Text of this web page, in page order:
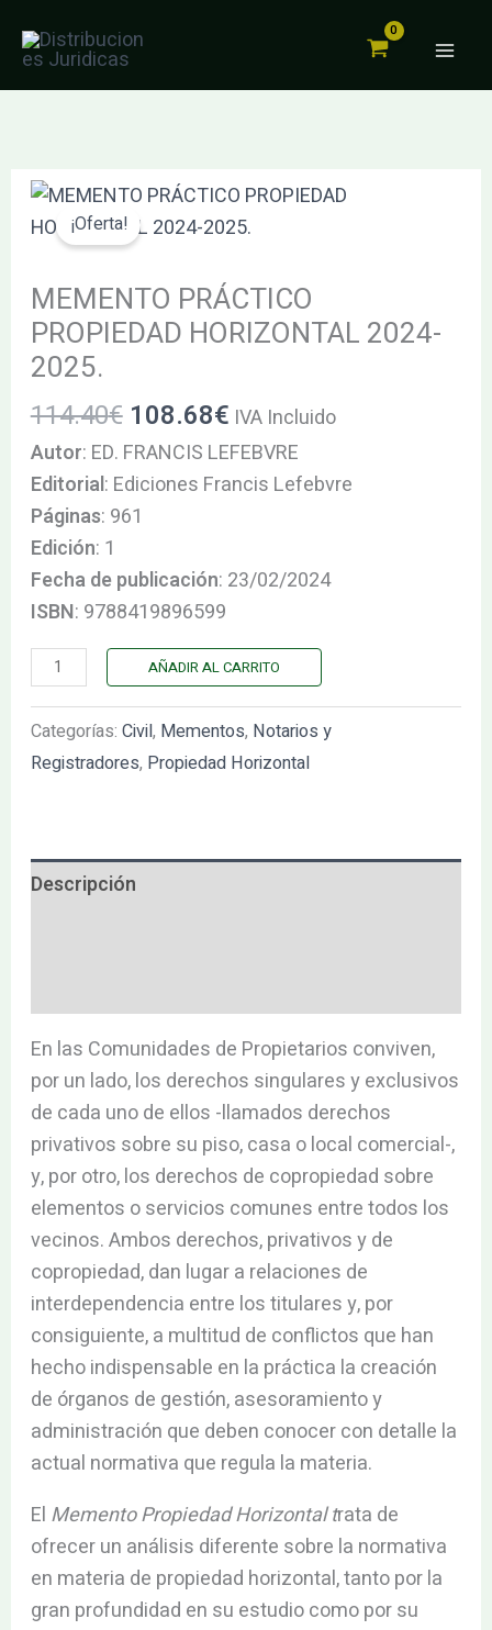
¡Oferta!
MEMENTO PRÁCTICO
PROPIEDAD HORIZONTAL 2024-
2025.
114.40€
El
precio
original
era:
114.40€.
108.68€
El
precio
es:
108.68€.
IVA Incluido
Autor: ED. FRANCIS LEFEBVRE
Editorial: Ediciones Francis Lefebvre
Páginas: 961
Edición: 1
Fecha de publicación: 23/02/2024
ISBN: 9788419896599
MEMENTO
PRÁCTICO
PROPIEDAD
HORIZONTAL
2024-
2025.
cantidad
AÑADIR AL CARRITO
Categorías: Civil, Mementos, Notarios y
Registradores, Propiedad Horizontal
Descripción
En las Comunidades de Propietarios conviven,
por un lado, los derechos singulares y exclusivos
de cada uno de ellos -llamados derechos
privativos sobre su piso, casa o local comercial-,
y, por otro, los derechos de copropiedad sobre
elementos o servicios comunes entre todos los
vecinos. Ambos derechos, privativos y de
copropiedad, dan lugar a relaciones de
interdependencia entre los titulares y, por
consiguiente, a multitud de conflictos que han
hecho indispensable en la práctica la creación
de órganos de gestión, asesoramiento y
administración que deben conocer con detalle la
actual normativa que regula la materia.
El Memento Propiedad Horizontal trata de
ofrecer un análisis diferente sobre la normativa
en materia de propiedad horizontal, tanto por la
gran profundidad en su estudio como por su
HORIZONTAL